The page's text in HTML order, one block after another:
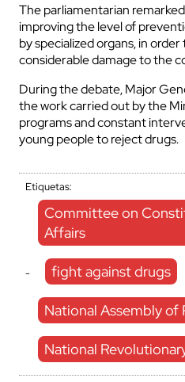
The parliamentarian
improving the level of
by specialized organs, in
considerable damage to the
During the debate, Major
the work carried out by the
programs and constant
young people to reject drugs.
Etiquetas:
Committee on
Affairs
- fight against drugs
National Assembly of
National